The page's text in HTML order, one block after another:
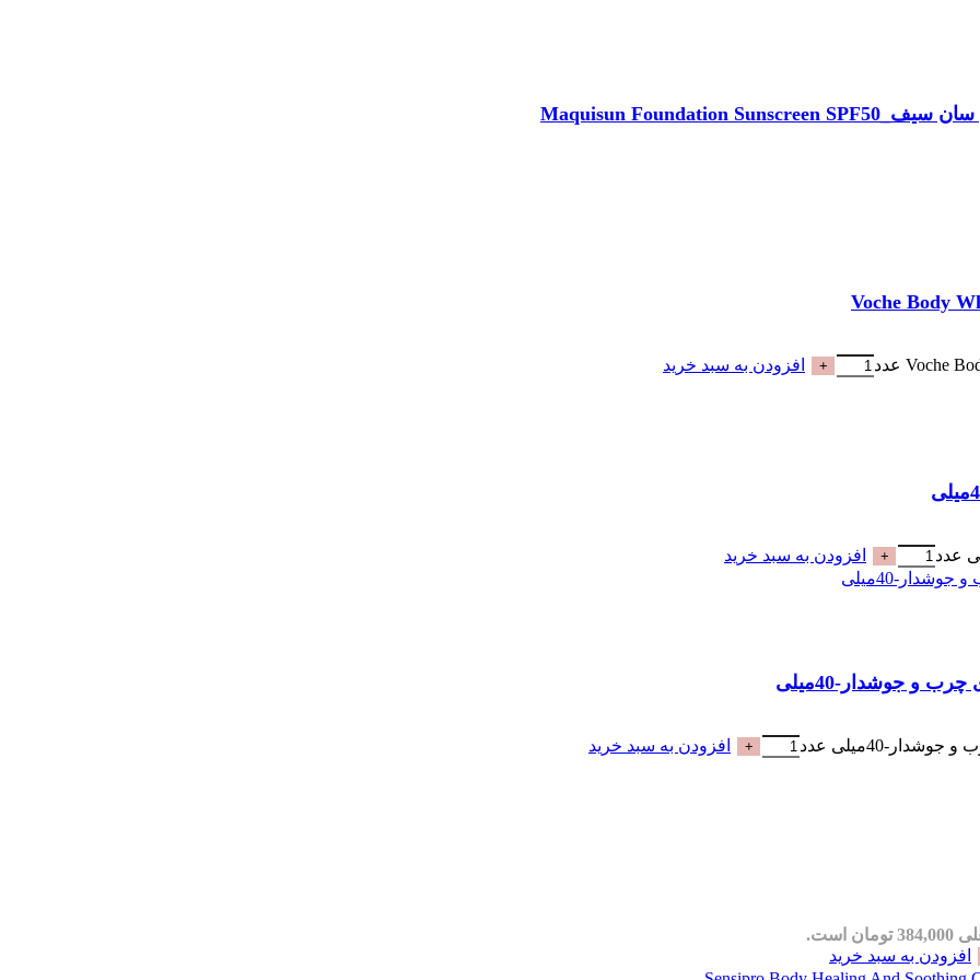
افزودن به سبد خرید
افزودن به سبد خرید
افزودن به سبد خرید
است.
افزودن به سبد خرید